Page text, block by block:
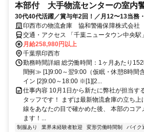
本部付 大手物流センターの室内
30代40代活躍／賞与年2回！／月12〜13当務
印西市の物流倉庫 協和警備保障株式会社
交通・アクセス 「千葉ニュータウン中央駅
ッドマンビジネスパークサウス」下車 ※車
月給258,980円以上
千葉県印西市
勤務時間詳細 総労働時間：1ヶ月あたり
間例≫ [1]9:00～翌9:00（仮眠・休憩8時間
イン [2]9:00～18:00 ※[1][2...
仕事内容 10月1日から新たに弊社が担当す
タッフです！ まずは最新物流倉庫の立ち
線をあなたの目で確かめた後、 本部のコア
ます！...
制服あり 業界未経験者歓迎 変形労働時間制 バイク